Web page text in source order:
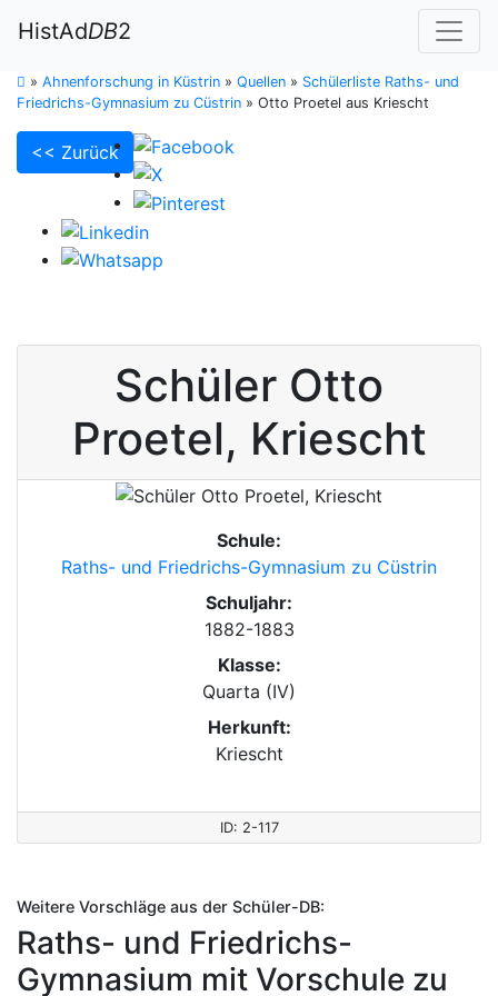
HistAdDB2
» Ahnenforschung in Küstrin » Quellen » Schülerliste Raths- und
Friedrichs-Gymnasium zu Cüstrin » Otto Proetel aus Kriescht
<< Zurück
Schüler Otto
Proetel, Kriescht
Schule:
Raths- und Friedrichs-Gymnasium zu Cüstrin
Schuljahr:
1882-1883
Klasse:
Quarta (IV)
Herkunft:
Kriescht
ID: 2-117
Weitere Vorschläge aus der Schüler-DB:
Raths- und Friedrichs-
Gymnasium mit Vorschule zu